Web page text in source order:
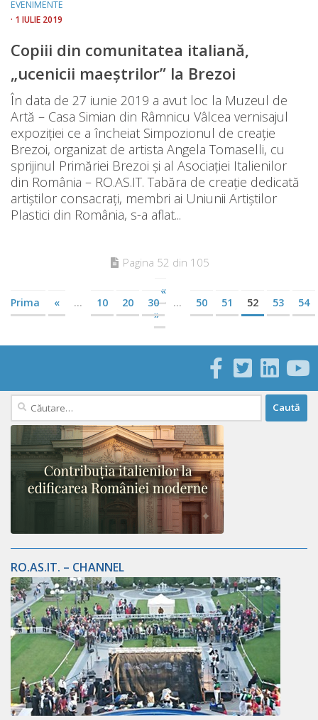
EVENIMENTE
· 1 IULIE 2019
Copiii din comunitatea italiană,
„ucenicii maeștrilor” la Brezoi
În data de 27 iunie 2019 a avut loc la Muzeul de
Artă – Casa Simian din Râmnicu Vâlcea vernisajul
expoziţiei ce a încheiat Simpozionul de creaţie
Brezoi, organizat de artista Angela Tomaselli, cu
sprijinul Primăriei Brezoi şi al Asociaţiei Italienilor
din România – RO.AS.IT. Tabăra de creaţie dedicată
artiştilor consacraţi, membri ai Uniunii Artiştilor
Plastici din România, s-a aflat...
Pagina 52 din 105
«
Prima
« ... 10 20 30 ... 50 51 52 53
54
»
Caută
după:
RO.AS.IT. – CHANNEL